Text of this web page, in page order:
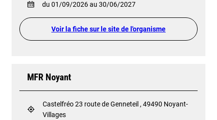
du 01/09/2026 au 30/06/2027
Voir la fiche sur le site de l'organisme
MFR Noyant
Castelfréo 23 route de Genneteil , 49490 Noyant-
Villages